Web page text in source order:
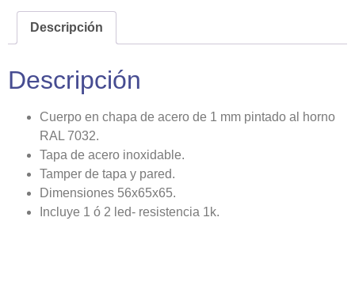
Descripción
Descripción
Cuerpo en chapa de acero de 1 mm pintado al horno
RAL 7032.
Tapa de acero inoxidable.
Tamper de tapa y pared.
Dimensiones 56x65x65.
Incluye 1 ó 2 led- resistencia 1k.